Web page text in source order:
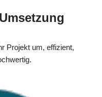
Projekt um, effizient,